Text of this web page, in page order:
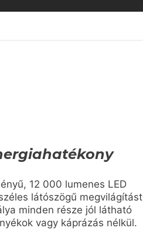
12 000 lumenes LED
látószögű megvilágítást
minden része jól látható
vagy káprázás nélkül.